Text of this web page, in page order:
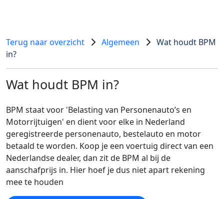
Terug naar overzicht Algemeen
Wat houdt BPM
in?
Wat houdt BPM in?
BPM staat voor 'Belasting van Personenauto’s en
Motorrijtuigen' en dient voor elke in Nederland
geregistreerde personenauto, bestelauto en motor
betaald te worden. Koop je een voertuig direct van een
Nederlandse dealer, dan zit de BPM al bij de
aanschafprijs in. Hier hoef je dus niet apart rekening
mee te houden